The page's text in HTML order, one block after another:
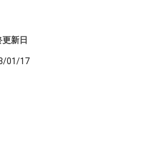
新日
01/17